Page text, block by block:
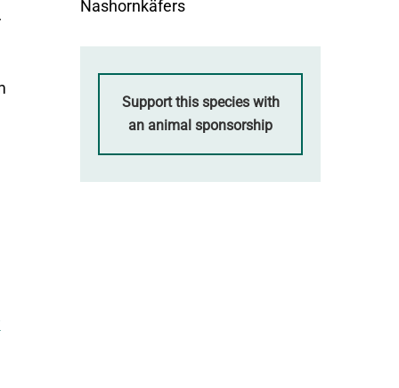
Support this species with
an animal sponsorship